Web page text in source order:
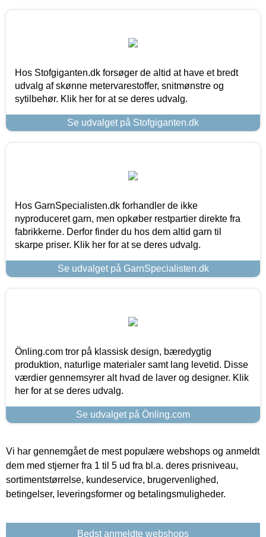
Hos Stofgiganten.dk forsøger de altid at have et bredt
udvalg af skønne metervarestoffer, snitmønstre og
sytilbehør. Klik her for at se deres udvalg.
Se udvalget på Stofgiganten.dk
Hos GarnSpecialisten.dk forhandler de ikke
nyproduceret garn, men opkøber restpartier direkte fra
fabrikkerne. Derfor finder du hos dem altid garn til
skarpe priser. Klik her for at se deres udvalg.
Se udvalget på GarnSpecialisten.dk
Önling.com tror på klassisk design, bæredygtig
produktion, naturlige materialer samt lang levetid. Disse
værdier gennemsyrer alt hvad de laver og designer. Klik
her for at se deres udvalg.
Se udvalget på Önling.com
Vi har gennemgået de mest populære webshops og anmeldt
dem med stjerner fra 1 til 5 ud fra bl.a. deres prisniveau,
sortimentstørrelse, kundeservice, brugervenlighed,
betingelser, leveringsformer og betalingsmuligheder.
Bedst anmeldte webshops